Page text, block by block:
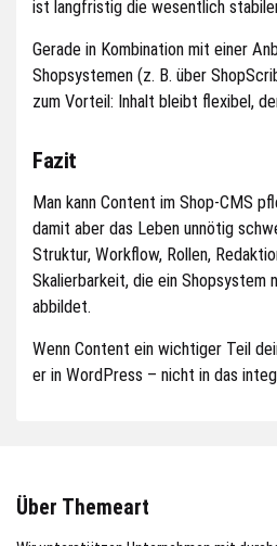
ist langfristig die wesentlich
Gerade in Kombination mit einer
Shopsystemen (z. B. über
zum Vorteil: Inhalt bleibt flexibel,
Fazit
Man kann Content im Shop-CMS
damit aber das Leben unnötig
Struktur, Workflow, Rollen,
Skalierbarkeit, die ein Shopsystem
abbildet.
Wenn Content ein wichtiger Teil
er in WordPress – nicht in das
Über Themeart